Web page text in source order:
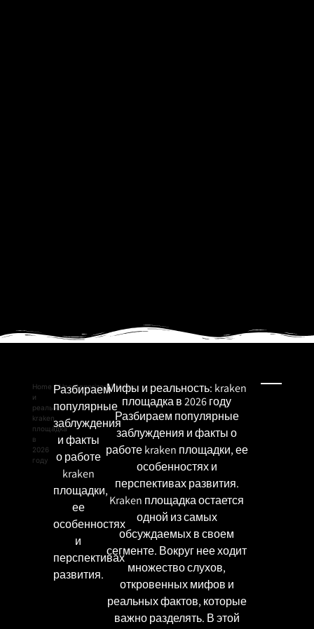
Home /Uncategorized/ Мифы
и
реальность:
kraken
площадка
в
2026
году
Разбираем
популярные
заблуждения
и факты
о работе
kraken
площадки,
ее
особенностях
и
перспективах
развития.
Мифы и реальность: kraken
площадка в 2026 году
Разбираем популярные
заблуждения и факты о
работе kraken площадки, ее
особенностях и
перспективах развития.
Kraken площадка остается
одной из самых
обсуждаемых в своем
сегменте. Вокруг нее ходит
множество слухов,
откровенных мифов и
реальных фактов, которые
важно разделять. В этой